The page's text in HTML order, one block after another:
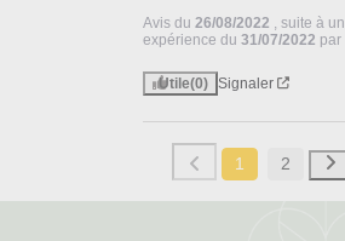
Avis du26/08/2022
, suite à
expérience du31/07/2022 par
Utile(0) Signaler
1 2